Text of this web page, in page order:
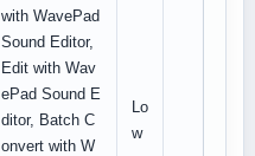
with WavePad
Sound Editor,
Edit with Wav
ePad Sound E
ditor, Batch C
onvert with W
Lo
w